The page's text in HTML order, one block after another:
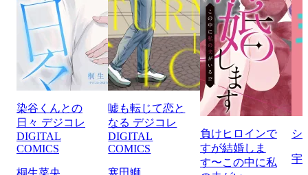
染谷くんとの
日々 デジコレ
DIGITAL
COMICS
桐生菜央
嘘も転じて恋と
なる デジコレ
DIGITAL
COMICS
寒田鰤
負けヒロインで
すが結婚しま
す〜この中に私
シ
宇